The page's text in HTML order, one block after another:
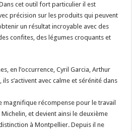
cet outil fort particulier il est
précision sur les produits qui peuvent
un résultat incroyable avec des
confites, des légumes croquants et
en l’occurrence, Cyril Garcia, Arthur
s’activent avec calme et sérénité dans
magnifique récompense pour le travail
et devient ainsi le deuxième
à Montpellier. Depuis il ne